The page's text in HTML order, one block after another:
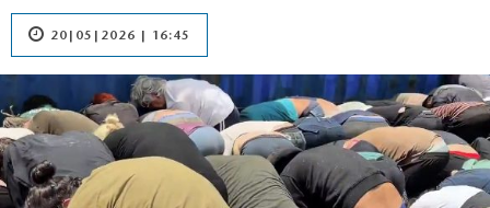
20|05|2026 | 16:45